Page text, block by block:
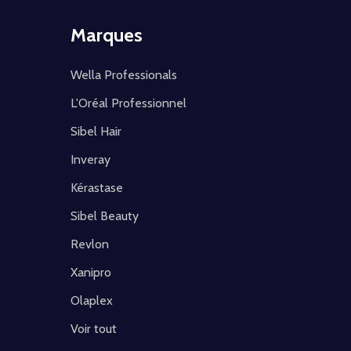
Marques
Wella Professionals
L'Oréal Professionnel
Sibel Hair
Inveray
Kérastase
Sibel Beauty
Revlon
Xanipro
Olaplex
Voir tout